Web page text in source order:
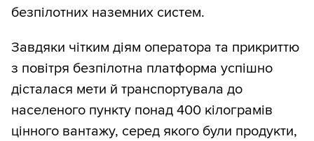
безпілотних наземних систем.
Завдяки чітким діям оператора та прикриттю
з повітря безпілотна платформа успішно
дісталася мети й транспортувала до
населеного пункту понад 400 кілограмів
цінного вантажу, серед якого були продукти,